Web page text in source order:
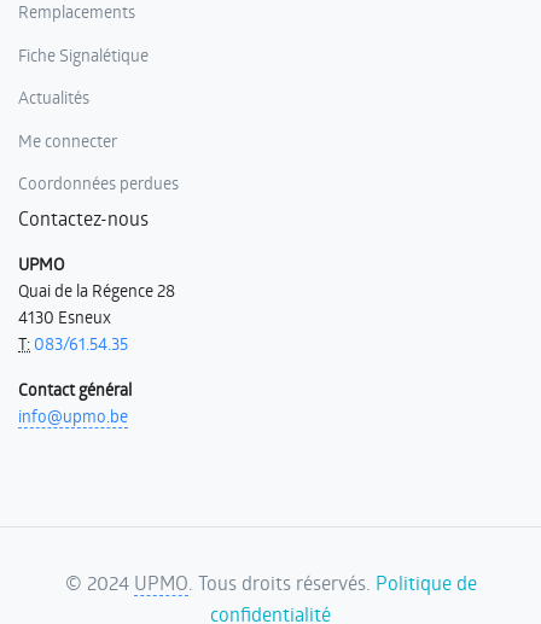
Remplacements
Fiche Signalétique
Actualités
Me connecter
Coordonnées perdues
Contactez-nous
UPMO
Quai de la Régence 28
4130 Esneux
T: 083/61.54.35
Contact général
info@upmo.be
© 2024 UPMO . Tous droits réservés. Politique de
confidentialité